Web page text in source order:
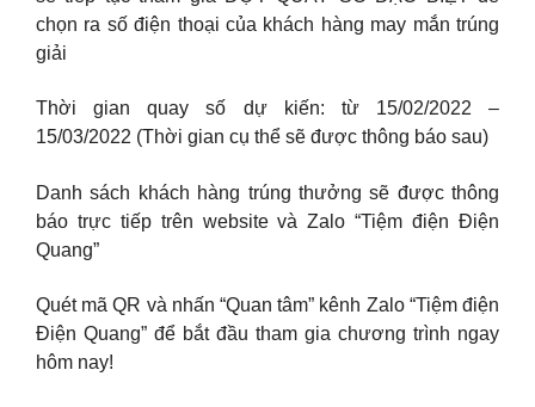
chọn ra số điện thoại của khách hàng may mắn trúng
giải
Thời gian quay số dự kiến: từ 15/02/2022 –
15/03/2022 (Thời gian cụ thể sẽ được thông báo sau)
Danh sách khách hàng trúng thưởng sẽ được thông
báo trực tiếp trên website và Zalo “Tiệm điện Điện
Quang”
Quét mã QR và nhấn “Quan tâm” kênh Zalo “Tiệm điện
Điện Quang” để bắt đầu tham gia chương trình ngay
hôm nay!